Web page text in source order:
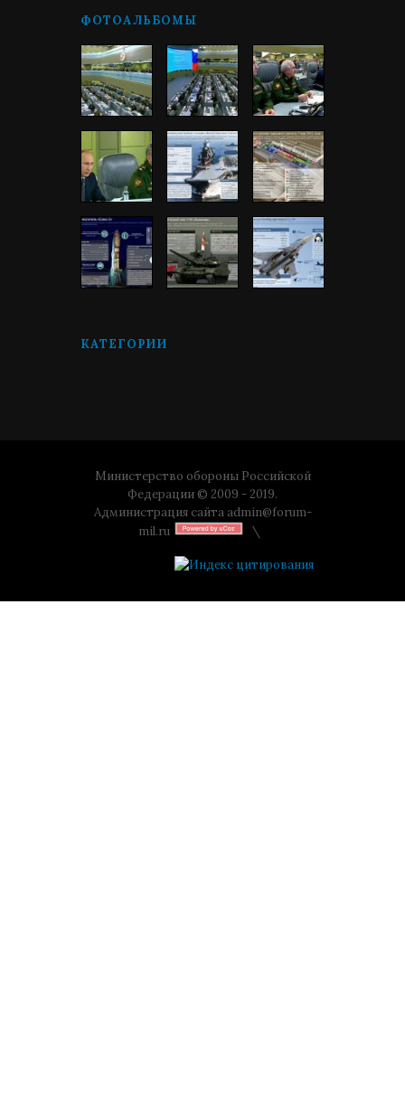
ФОТОАЛЬБОМЫ
КАТЕГОРИИ
Министерство обороны Российской
Федерации © 2009 - 2019.
Администрация сайта admin@forum-
mil.ru